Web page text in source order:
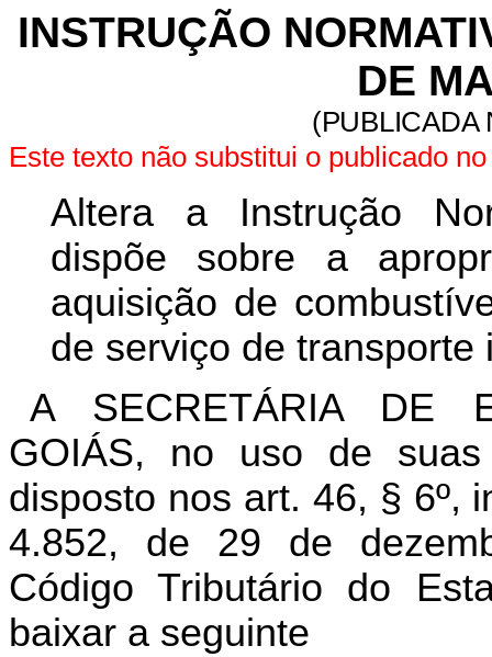
INSTRUÇÃO
DE
(PUBLICADA
Este texto não substitui o publicado
Altera a Instrução
dispõe sobre a
aquisição de
de serviço de
A SECRETÁRIA DE
GOIÁS, no uso de
disposto nos art. 46, § 6º,
4.852, de 29 de
Código Tributário do
baixar a seguinte